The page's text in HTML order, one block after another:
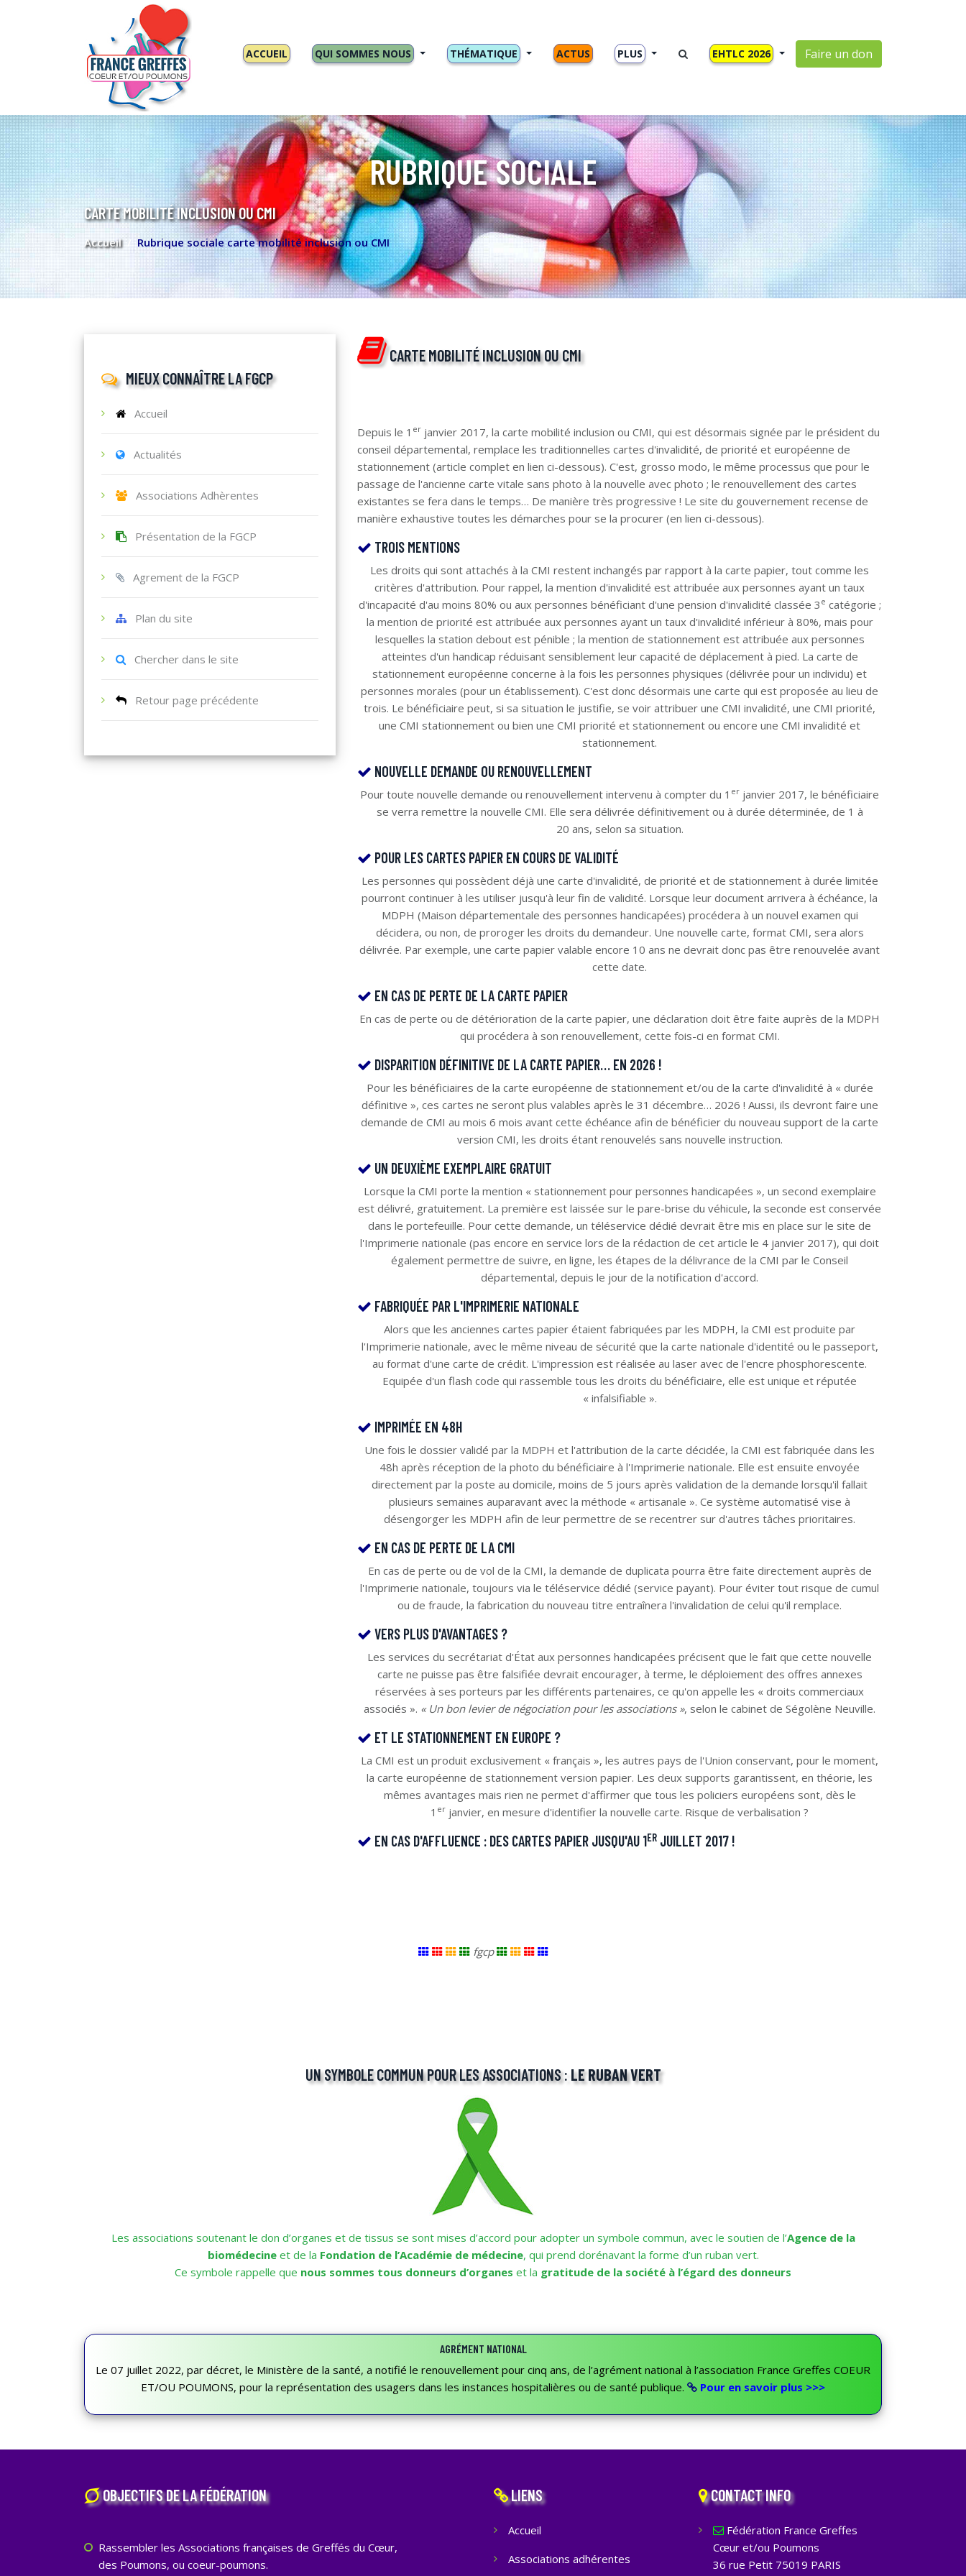
ACCUEIL QUI SOMMES NOUS THÉMATIQUE ACTUS PLUS EHTLC 2026 Faire un don
RUBRIQUE SOCIALE
CARTE MOBILITÉ INCLUSION OU CMI
Accueil Rubrique sociale carte mobilité inclusion ou CMI
MIEUX CONNAÎTRE LA FGCP
Accueil
Actualités
Associations Adhèrentes
Présentation de la FGCP
Agrement de la FGCP
Plan du site
Chercher dans le site
Retour page précédente
CARTE MOBILITÉ INCLUSION OU CMI
Depuis le 1 er janvier 2017, la carte mobilité inclusion ou CMI, qui est désormais signée par le président du
conseil départemental, remplace les traditionnelles cartes d'invalidité, de priorité et européenne de
stationnement (article complet en lien ci-dessous). C'est, grosso modo, le même processus que pour le
passage de l'ancienne carte vitale sans photo à la nouvelle avec photo ; le renouvellement des cartes
existantes se fera dans le temps… De manière très progressive ! Le site du gouvernement recense de
manière exhaustive toutes les démarches pour se la procurer (en lien ci-dessous).
TROIS MENTIONS
Les droits qui sont attachés à la CMI restent inchangés par rapport à la carte papier, tout comme les
critères d'attribution. Pour rappel, la mention d'invalidité est attribuée aux personnes ayant un taux
d'incapacité d'au moins 80% ou aux personnes bénéficiant d'une pension d'invalidité classée 3 e catégorie ;
la mention de priorité est attribuée aux personnes ayant un taux d'invalidité inférieur à 80%, mais pour
lesquelles la station debout est pénible ; la mention de stationnement est attribuée aux personnes
atteintes d'un handicap réduisant sensiblement leur capacité de déplacement à pied. La carte de
stationnement européenne concerne à la fois les personnes physiques (délivrée pour un individu) et
personnes morales (pour un établissement). C'est donc désormais une carte qui est proposée au lieu de
trois. Le bénéficiaire peut, si sa situation le justifie, se voir attribuer une CMI invalidité, une CMI priorité,
une CMI stationnement ou bien une CMI priorité et stationnement ou encore une CMI invalidité et
stationnement.
NOUVELLE DEMANDE OU RENOUVELLEMENT
Pour toute nouvelle demande ou renouvellement intervenu à compter du 1 er janvier 2017, le bénéficiaire
se verra remettre la nouvelle CMI. Elle sera délivrée définitivement ou à durée déterminée, de 1 à
20 ans, selon sa situation.
POUR LES CARTES PAPIER EN COURS DE VALIDITÉ
Les personnes qui possèdent déjà une carte d'invalidité, de priorité et de stationnement à durée limitée
pourront continuer à les utiliser jusqu'à leur fin de validité. Lorsque leur document arrivera à échéance, la
MDPH (Maison départementale des personnes handicapées) procédera à un nouvel examen qui
décidera, ou non, de proroger les droits du demandeur. Une nouvelle carte, format CMI, sera alors
délivrée. Par exemple, une carte papier valable encore 10 ans ne devrait donc pas être renouvelée avant
cette date.
EN CAS DE PERTE DE LA CARTE PAPIER
En cas de perte ou de détérioration de la carte papier, une déclaration doit être faite auprès de la MDPH
qui procédera à son renouvellement, cette fois-ci en format CMI.
DISPARITION DÉFINITIVE DE LA CARTE PAPIER… EN 2026 !
Pour les bénéficiaires de la carte européenne de stationnement et/ou de la carte d'invalidité à « durée
définitive », ces cartes ne seront plus valables après le 31 décembre… 2026 ! Aussi, ils devront faire une
demande de CMI au mois 6 mois avant cette échéance afin de bénéficier du nouveau support de la carte
version CMI, les droits étant renouvelés sans nouvelle instruction.
UN DEUXIÈME EXEMPLAIRE GRATUIT
Lorsque la CMI porte la mention « stationnement pour personnes handicapées », un second exemplaire
est délivré, gratuitement. La première est laissée sur le pare-brise du véhicule, la seconde est conservée
dans le portefeuille. Pour cette demande, un téléservice dédié devrait être mis en place sur le site de
l'Imprimerie nationale (pas encore en service lors de la rédaction de cet article le 4 janvier 2017), qui doit
également permettre de suivre, en ligne, les étapes de la délivrance de la CMI par le Conseil
départemental, depuis le jour de la notification d'accord.
FABRIQUÉE PAR L'IMPRIMERIE NATIONALE
Alors que les anciennes cartes papier étaient fabriquées par les MDPH, la CMI est produite par
l'Imprimerie nationale, avec le même niveau de sécurité que la carte nationale d'identité ou le passeport,
au format d'une carte de crédit. L'impression est réalisée au laser avec de l'encre phosphorescente.
Equipée d'un flash code qui rassemble tous les droits du bénéficiaire, elle est unique et réputée
« infalsifiable ».
IMPRIMÉE EN 48H
Une fois le dossier validé par la MDPH et l'attribution de la carte décidée, la CMI est fabriquée dans les
48h après réception de la photo du bénéficiaire à l'Imprimerie nationale. Elle est ensuite envoyée
directement par la poste au domicile, moins de 5 jours après validation de la demande lorsqu'il fallait
plusieurs semaines auparavant avec la méthode « artisanale ». Ce système automatisé vise à
désengorger les MDPH afin de leur permettre de se recentrer sur d'autres tâches prioritaires.
EN CAS DE PERTE DE LA CMI
En cas de perte ou de vol de la CMI, la demande de duplicata pourra être faite directement auprès de
l'Imprimerie nationale, toujours via le téléservice dédié (service payant). Pour éviter tout risque de cumul
ou de fraude, la fabrication du nouveau titre entraînera l'invalidation de celui qu'il remplace.
VERS PLUS D'AVANTAGES ?
Les services du secrétariat d'État aux personnes handicapées précisent que le fait que cette nouvelle
carte ne puisse pas être falsifiée devrait encourager, à terme, le déploiement des offres annexes
réservées à ses porteurs par les différents partenaires, ce qu'on appelle les « droits commerciaux
associés ». « Un bon levier de négociation pour les associations », selon le cabinet de Ségolène Neuville.
ET LE STATIONNEMENT EN EUROPE ?
La CMI est un produit exclusivement « français », les autres pays de l'Union conservant, pour le moment,
la carte européenne de stationnement version papier. Les deux supports garantissent, en théorie, les
mêmes avantages mais rien ne permet d'affirmer que tous les policiers européens sont, dès le
1 er janvier, en mesure d'identifier la nouvelle carte. Risque de verbalisation ?
EN CAS D'AFFLUENCE : DES CARTES PAPIER JUSQU'AU 1ER JUILLET 2017 !
fgcp
UN SYMBOLE COMMUN POUR LES ASSOCIATIONS : LE RUBAN VERT
Les associations soutenant le don d’organes et de tissus se sont mises d’accord pour adopter un symbole commun, avec le soutien de l’Agence de la
biomédecineet de la Fondation de l’Académie de médecine, qui prend dorénavant la forme d’un ruban vert.
Ce symbole rappelle que nous sommes tous donneurs d’organes et la gratitude de la société à l’égard des donneurs
AGRÉMENT NATIONAL
Le 07 juillet 2022, par décret, le Ministère de la santé, a notifié le renouvellement pour cinq ans, de l’agrément national à l’association France Greffes COEUR
ET/OU POUMONS, pour la représentation des usagers dans les instances hospitalières ou de santé publique.
Pour en savoir plus >>>
OBJECTIFS DE LA FÉDÉRATION
Rassembler les Associations françaises de Greffés du Cœur,
des Poumons, ou coeur-poumons.
LIENS
Accueil
Associations adhérentes
CONTACT INFO
Fédération France Greffes
Cœur et/ou Poumons
36 rue Petit 75019 PARIS